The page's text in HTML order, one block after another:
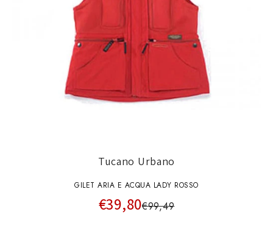
Tucano Urbano
GILET ARIA E ACQUA LADY ROSSO
€39,80€99,49